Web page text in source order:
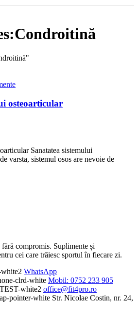
osteoarticular
Sanatatea sistemului
varsta, sistemul osos are nevoie de
compromis. Suplimente și
cei care trăiesc sportul în fiecare zi.
WhatsApp
Mobil: 0752 233 905
office@fit4pro.ro
Str. Nicolae Costin, nr. 24,